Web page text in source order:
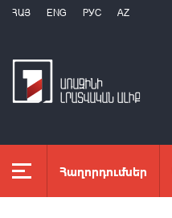
ՀԱՅ ENG РУС AZ
Հաղորդումներ